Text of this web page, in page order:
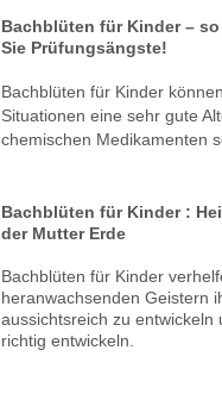
Bachblüten für Kinder –
Sie Prüfungsängste!
Bachblüten für Kinder
Situationen eine sehr gute
chemischen Medikamenten
Bachblüten für Kinder :
der Mutter Erde
Bachblüten für Kinder
heranwachsenden Geistern
aussichtsreich zu entwickeln
richtig entwickeln.